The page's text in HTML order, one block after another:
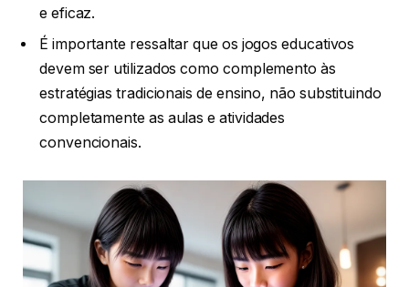
e eficaz.
É importante ressaltar que os jogos educativos
devem ser utilizados como complemento às
estratégias tradicionais de ensino, não substituindo
completamente as aulas e atividades
convencionais.